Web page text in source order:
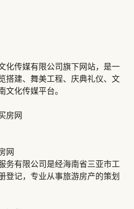
化传媒有限公司旗下网站，是一
搭建、舞美工程、庆典礼仪、文
文化传媒平台。
网
务有限公司是经海南省三亚市工
登记，专业从事旅游房产的策划